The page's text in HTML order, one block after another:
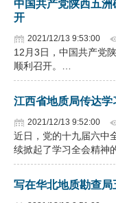
中国共产党陕西五
开
2021/12/13 9:53:00
12月3日，中国共产党
顺利召开。…
江西省地质局传达
2021/12/13 9:52:00
近日，党的十九届六中
续掀起了学习全会精神
写在华北地质勘查